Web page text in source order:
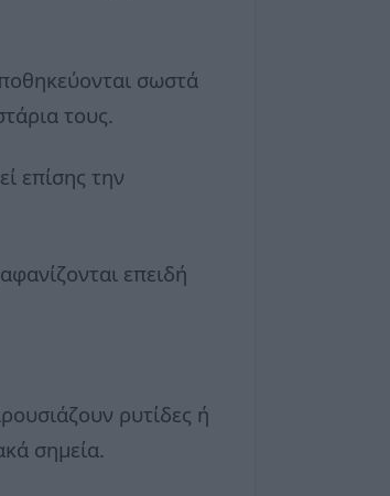
σωστά
τους.
επίσης την
επειδή
ρυτίδες ή
σημεία.